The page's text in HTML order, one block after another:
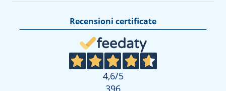
Recensioni certificate
4,6/5
396